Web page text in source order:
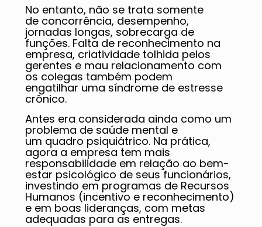
No entanto, não se trata somente
de concorrência, desempenho,
jornadas longas, sobrecarga de
funções. Falta de reconhecimento na
empresa, criatividade tolhida pelos
gerentes e mau relacionamento com
os colegas também podem
engatilhar uma síndrome de estresse
crônico.
Antes era considerada ainda como um
problema de saúde mental e
um quadro psiquiátrico. Na prática,
agora a empresa tem mais
responsabilidade em relação ao bem-
estar psicológico de seus funcionários,
investindo em programas de Recursos
Humanos (incentivo e reconhecimento)
e em boas lideranças, com metas
adequadas para as entregas.